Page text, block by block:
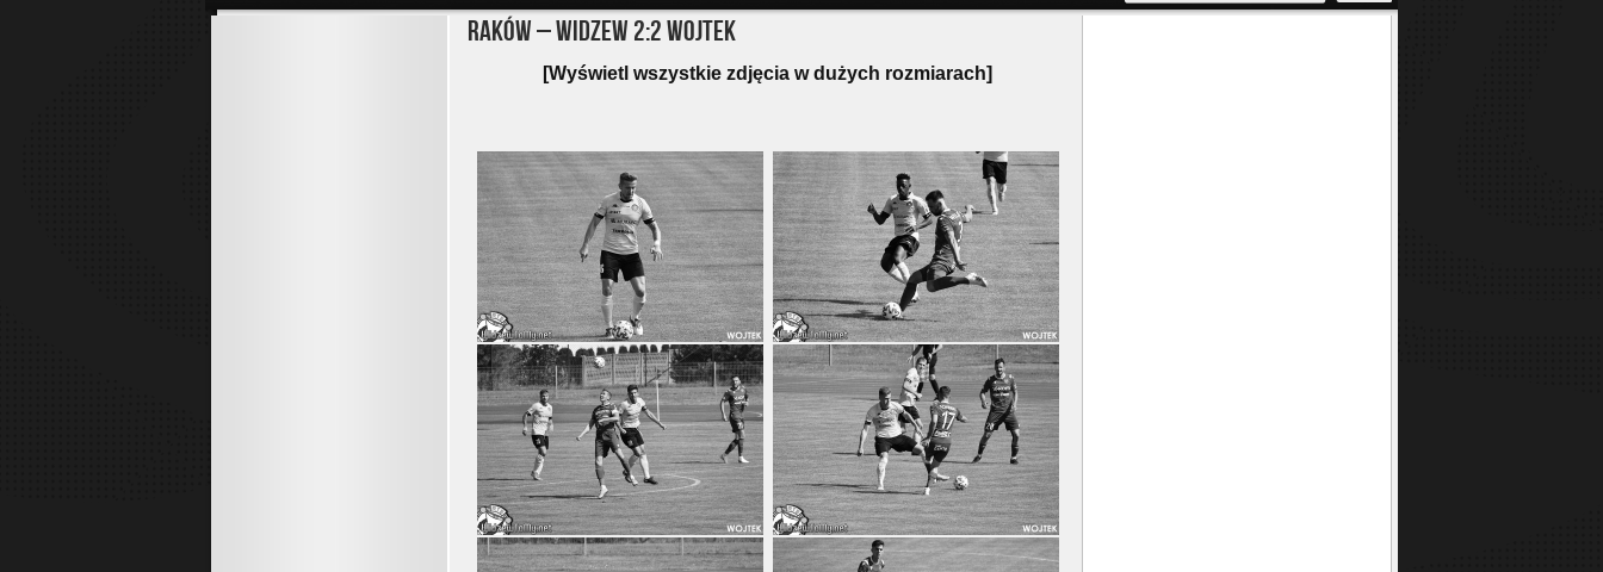
Raków – Widzew 2:2 Wojtek
[Wyświetl wszystkie zdjęcia w dużych rozmiarach]